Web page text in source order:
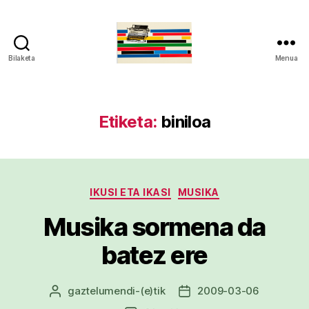
Bilaketa Menua
Etiketa: biniloa
Kategoriak
IKUSI ETA IKASI MUSIKA
Musika sormena da
batez ere
Argitalpenaren
gaztelumendi-(e)tik
Argitalpenaren
2009-03-06